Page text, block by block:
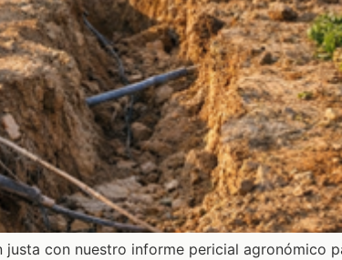
justa con nuestro informe pericial agronómico